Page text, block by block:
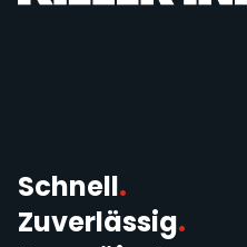
Schnell.
Zuverlässig.